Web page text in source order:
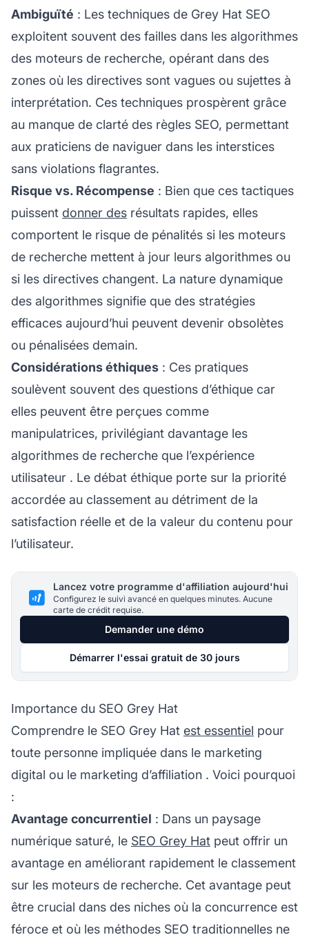
Ambiguïté : Les techniques de Grey Hat SEO
exploitent souvent des failles dans les algorithmes
des moteurs de recherche, opérant dans des
zones où les directives sont vagues ou sujettes à
interprétation. Ces techniques prospèrent grâce
au manque de clarté des règles SEO, permettant
aux praticiens de naviguer dans les interstices
sans violations flagrantes.
Risque vs. Récompense : Bien que ces tactiques
puissent donner des résultats rapides, elles
comportent le risque de pénalités si les moteurs
de recherche mettent à jour leurs algorithmes ou
si les directives changent. La nature dynamique
des algorithmes signifie que des stratégies
efficaces aujourd’hui peuvent devenir obsolètes
ou pénalisées demain.
Considérations éthiques : Ces pratiques
soulèvent souvent des questions d’éthique car
elles peuvent être perçues comme
manipulatrices, privilégiant davantage les
algorithmes de recherche que l’expérience
utilisateur . Le débat éthique porte sur la priorité
accordée au classement au détriment de la
satisfaction réelle et de la valeur du contenu pour
l’utilisateur.
Lancez votre programme d'affiliation aujourd'hui
Configurez le suivi avancé en quelques minutes. Aucune
carte de crédit requise.
Demander une démo
Démarrer l'essai gratuit de 30 jours
Importance du SEO Grey Hat
Comprendre le SEO Grey Hat est essentiel pour
toute personne impliquée dans le marketing
digital ou le marketing d’affiliation . Voici pourquoi
:
Avantage concurrentiel : Dans un paysage
numérique saturé, le SEO Grey Hat peut offrir un
avantage en améliorant rapidement le classement
sur les moteurs de recherche. Cet avantage peut
être crucial dans des niches où la concurrence est
féroce et où les méthodes SEO traditionnelles ne